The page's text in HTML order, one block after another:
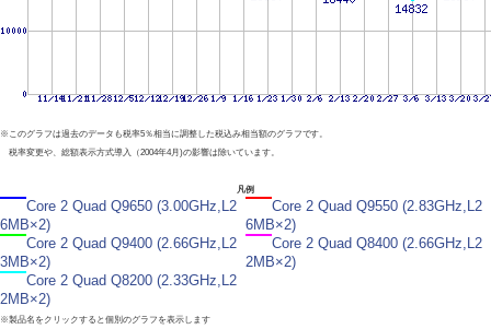
※このグラフは過去のデータも税率5％相当に調整した税込み相当額のグラフです。
税率変更や、総額表示方式導入（2004年4月)の影響は除いています。
凡例
Core 2 Quad Q9650 (3.00GHz,L2
6MB×2)
Core 2 Quad Q9550 (2.83GHz,L2
6MB×2)
Core 2 Quad Q9400 (2.66GHz,L2
3MB×2)
Core 2 Quad Q8400 (2.66GHz,L2
2MB×2)
Core 2 Quad Q8200 (2.33GHz,L2
2MB×2)
※製品名をクリックすると個別のグラフを表示します